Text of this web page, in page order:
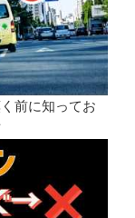
前に知ってお